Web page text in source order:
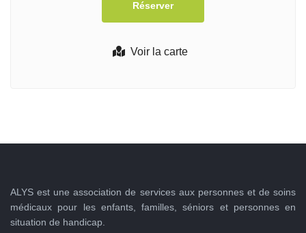
Voir la carte
ALYS est une association de services aux personnes et de soins
médicaux pour les enfants, familles, séniors et personnes en
situation de handicap.